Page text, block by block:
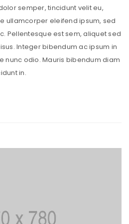
semper, tincidunt velit eu,
ullamcorper eleifend ipsum, sed
Pellentesque est sem, aliquet sed
Integer bibendum ac ipsum in
nunc odio. Mauris bibendum diam
in.